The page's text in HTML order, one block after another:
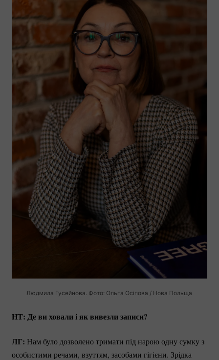
Людмила Гусейнова. Фото: Ольга Осіпова / Нова Польща
НТ: Де ви ховали і як вивезли записи?
ЛГ: Нам було дозволено тримати під нарою одну сумку з
особистими речами, взуттям, засобами гігієни. Зрідка